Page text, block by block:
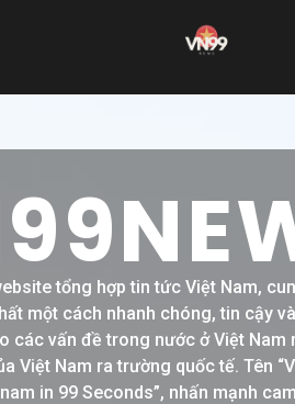
tổng hợp tin tức Việt Nam,
một cách nhanh chóng, tin cậy
các vấn đề trong nước ở Việt Nam
Việt Nam ra trường quốc tế. Tên
in 99 Seconds”, nhấn mạnh